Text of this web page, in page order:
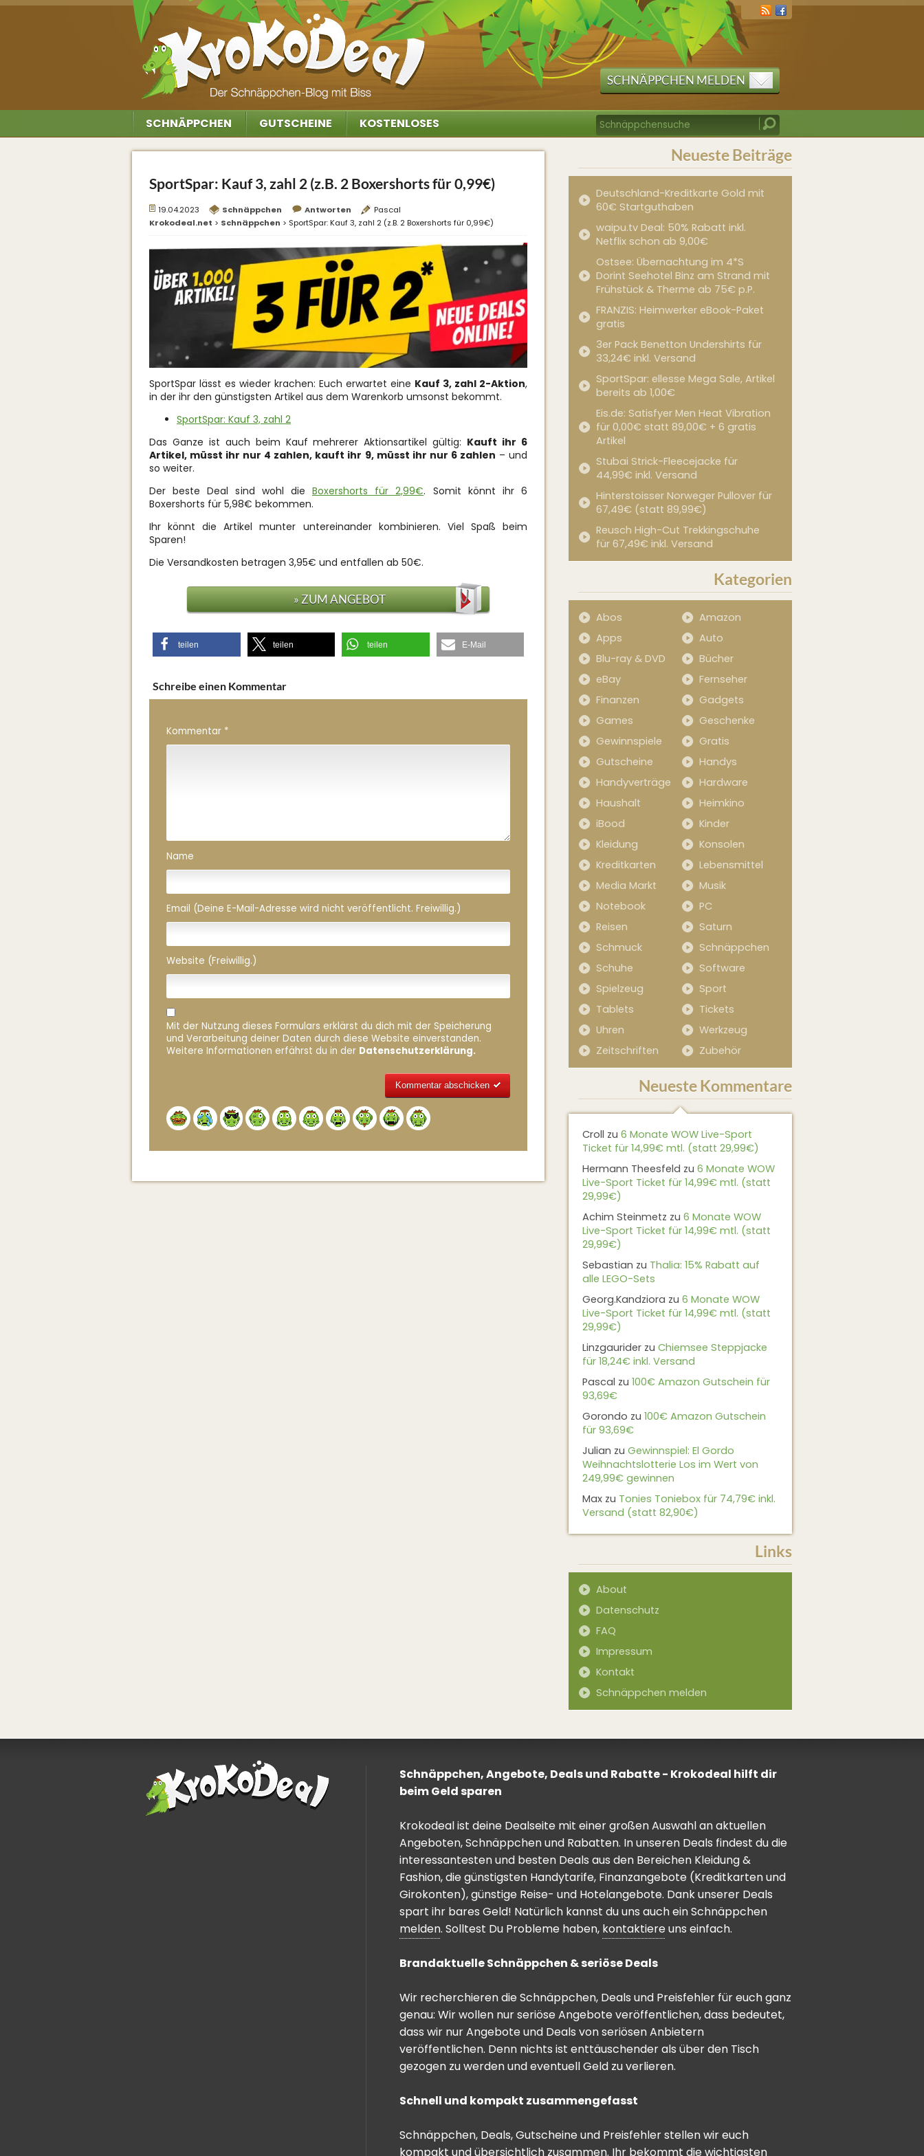
SCHNÄPPCHEN MELDEN
SCHNÄPPCHEN GUTSCHEINE KOSTENLOSES
SportSpar: Kauf 3, zahl 2 (z.B. 2 Boxershorts für 0,99€)
19.04.2023 Schnäppchen Antworten
Pascal
Krokodeal.net > Schnäppchen > SportSpar: Kauf 3, zahl 2 (z.B. 2 Boxershorts für 0,99€)
SportSpar lässt es wieder krachen: Euch erwartet eine Kauf 3, zahl 2-Aktion,
in der ihr den günstigsten Artikel aus dem Warenkorb umsonst bekommt.
SportSpar: Kauf 3, zahl 2
Das Ganze ist auch beim Kauf mehrerer Aktionsartikel gültig: Kauft ihr 6
Artikel, müsst ihr nur 4 zahlen, kauft ihr 9, müsst ihr nur 6 zahlen – und
so weiter.
Der beste Deal sind wohl die Boxershorts für 2,99€. Somit könnt ihr 6
Boxershorts für 5,98€ bekommen.
Ihr könnt die Artikel munter untereinander kombinieren. Viel Spaß beim
Sparen!
Die Versandkosten betragen 3,95€ und entfallen ab 50€.
» ZUM ANGEBOT
teilen teilen teilen E-Mail
Schreibe einen Kommentar
Kommentar *
Name
Email (Deine E-Mail-Adresse wird nicht veröffentlicht. Freiwillig.)
Website (Freiwillig.)
Mit der Nutzung dieses Formulars erklärst du dich mit der Speicherung
und Verarbeitung deiner Daten durch diese Website einverstanden.
Weitere Informationen erfährst du in der Datenschutzerklärung.
Neueste Beiträge
Deutschland-Kreditkarte Gold mit
60€ Startguthaben
waipu.tv Deal: 50% Rabatt inkl.
Netflix schon ab 9,00€
Ostsee: Übernachtung im 4*S
Dorint Seehotel Binz am Strand mit
Frühstück & Therme ab 75€ p.P.
FRANZIS: Heimwerker eBook-Paket
gratis
3er Pack Benetton Undershirts für
33,24€ inkl. Versand
SportSpar: ellesse Mega Sale, Artikel
bereits ab 1,00€
Eis.de: Satisfyer Men Heat Vibration
für 0,00€ statt 89,00€ + 6 gratis
Artikel
Stubai Strick-Fleecejacke für
44,99€ inkl. Versand
Hinterstoisser Norweger Pullover für
67,49€ (statt 89,99€)
Reusch High-Cut Trekkingschuhe
für 67,49€ inkl. Versand
Kategorien
Abos
Amazon
Apps
Auto
Blu-ray & DVD
Bücher
eBay
Fernseher
Finanzen
Gadgets
Games
Geschenke
Gewinnspiele
Gratis
Gutscheine
Handys
Handyverträge
Hardware
Haushalt
Heimkino
iBood
Kinder
Kleidung
Konsolen
Kreditkarten
Lebensmittel
Media Markt
Musik
Notebook
PC
Reisen
Saturn
Schmuck
Schnäppchen
Schuhe
Software
Spielzeug
Sport
Tablets
Tickets
Uhren
Werkzeug
Zeitschriften
Zubehör
Neueste Kommentare
Croll zu 6 Monate WOW Live-Sport
Ticket für 14,99€ mtl. (statt 29,99€)
Hermann Theesfeld zu 6 Monate WOW
Live-Sport Ticket für 14,99€ mtl. (statt
29,99€)
Achim Steinmetz zu 6 Monate WOW
Live-Sport Ticket für 14,99€ mtl. (statt
29,99€)
Sebastian zu Thalia: 15% Rabatt auf
alle LEGO-Sets
Georg.Kandziora zu 6 Monate WOW
Live-Sport Ticket für 14,99€ mtl. (statt
29,99€)
Linzgaurider zu Chiemsee Steppjacke
für 18,24€ inkl. Versand
Pascal zu 100€ Amazon Gutschein für
93,69€
Gorondo zu 100€ Amazon Gutschein
für 93,69€
Julian zu Gewinnspiel: El Gordo
Weihnachtslotterie Los im Wert von
249,99€ gewinnen
Max zu Tonies Toniebox für 74,79€ inkl.
Versand (statt 82,90€)
Links
About
Datenschutz
FAQ
Impressum
Kontakt
Schnäppchen melden
Schnäppchen, Angebote, Deals und Rabatte - Krokodeal hilft dir
beim Geld sparen
Krokodeal ist deine Dealseite mit einer großen Auswahl an aktuellen
Angeboten, Schnäppchen und Rabatten. In unseren Deals findest du die
interessantesten und besten Deals aus den Bereichen Kleidung &
Fashion, die günstigsten Handytarife, Finanzangebote (Kreditkarten und
Girokonten), günstige Reise- und Hotelangebote. Dank unserer Deals
spart ihr bares Geld! Natürlich kannst du uns auch ein Schnäppchen
melden. Solltest Du Probleme haben, kontaktiere uns einfach.
Brandaktuelle Schnäppchen & seriöse Deals
Wir recherchieren die Schnäppchen, Deals und Preisfehler für euch ganz
genau: Wir wollen nur seriöse Angebote veröffentlichen, dass bedeutet,
dass wir nur Angebote und Deals von seriösen Anbietern
veröffentlichen. Denn nichts ist enttäuschender als über den Tisch
gezogen zu werden und eventuell Geld zu verlieren.
Schnell und kompakt zusammengefasst
Schnäppchen, Deals, Gutscheine und Preisfehler stellen wir euch
kompakt und übersichtlich zusammen. Ihr bekommt die wichtigsten